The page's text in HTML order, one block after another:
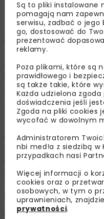
Wizualizacja: PKP
Przetarg na zakup 300
dodatkowe 150, to jeden
inwestycyjnej narodowego
Kolej Dużych Inwestycji”,
cały park taborowy będzie
zmodernizowanych
ofertę zgłosili: H.
oraz Newag. Teraz
postępowania, czyli
względem spełnienia
postępowaniu
weryfikacji, i pod
obu wykonawców, w
przeprowadzona aukcja
Przetarg obejmuje zakup
Są to pliki instalowane
pomagają nam
serwisu, zadbać o jego
go, dostosować do
prezentować
reklamy.
Poza plikami, które są
prawidłowego i
są także takie, które
Każda udzielona zgoda
doświadczenia jeśli
Zgoda na pliki cookies
wycofać w dowolnym
Administratorem
nbi med!a z siedzibą w
przypadkach nasi
Więcej informacji o
cookies oraz o
osobowych, w tym o
uprawnieniach,
prywatności.